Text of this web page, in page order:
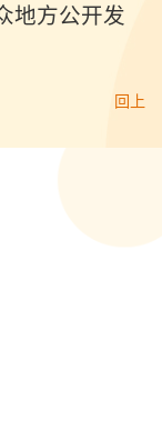
地方公开发
回上